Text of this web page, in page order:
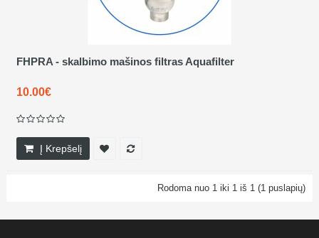
FHPRA - skalbimo mašinos filtras Aquafilter
10.00€
Į Krepšelį
Rodoma nuo 1 iki 1 iš 1 (1 puslapių)